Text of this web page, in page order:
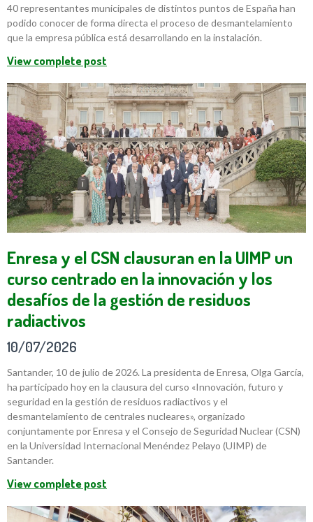
40 representantes municipales de distintos puntos de España han
podido conocer de forma directa el proceso de desmantelamiento
que la empresa pública está desarrollando en la instalación.
View complete post
Enresa y el CSN clausuran en la UIMP un
curso centrado en la innovación y los
desafíos de la gestión de residuos
radiactivos
10/07/2026
Santander, 10 de julio de 2026. La presidenta de Enresa, Olga García,
ha participado hoy en la clausura del curso «Innovación, futuro y
seguridad en la gestión de residuos radiactivos y el
desmantelamiento de centrales nucleares», organizado
conjuntamente por Enresa y el Consejo de Seguridad Nuclear (CSN)
en la Universidad Internacional Menéndez Pelayo (UIMP) de
Santander.
View complete post